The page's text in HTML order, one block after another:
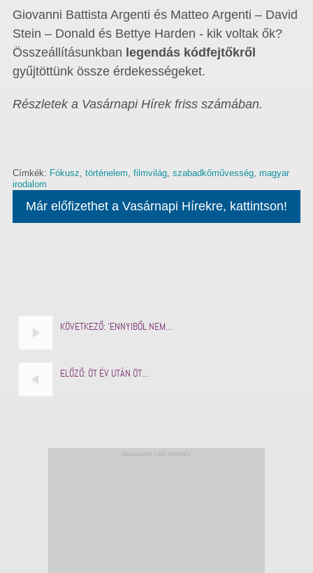
Giovanni Battista Argenti és Matteo Argenti – David
Stein – Donald és Bettye Harden - kik voltak ők?
Összeállításunkban legendás kódfejtőkről
gyűjtöttünk össze érdekességeket.
Részletek a Vasárnapi Hírek friss számában.
Címkék: Fókusz, történelem, filmvilág, szabadkőművesség, magyar
irodalom
Már előfizethet a Vasárnapi Hírekre, kattintson!
KÖVETKEZŐ: 'ENNYIBŐL NEM…
ELŐZŐ: ÖT ÉV UTÁN ÖT…
társadalmi célú hirdetés